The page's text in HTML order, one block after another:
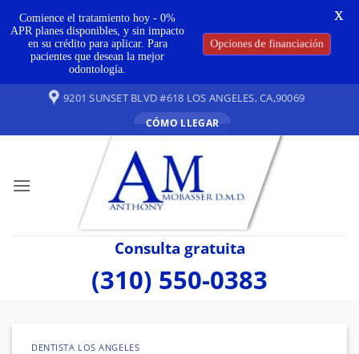
contenido
9201 SUNSET BLVD #618 LOS ANGELES, CA,90069
CÓMO LLEGAR
Consulta gratuita
(310) 550-0383
DENTISTA LOS ANGELES
Comience el tratamiento hoy - 0%
APR planes disponibles, y sin impacto
en su crédito para aplicar. Para
pacientes que desean la mejor
odontología.
Opciones de financiación
X